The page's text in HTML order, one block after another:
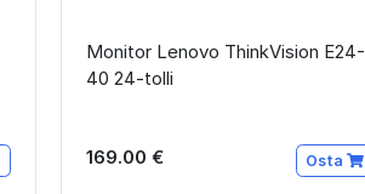
Monitor Lenovo ThinkVision E24-
40 24-tolli
169.00 € Osta